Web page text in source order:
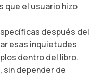
que el usuario hizo
después del
esas inquietudes
dentro del libro.
sin depender de